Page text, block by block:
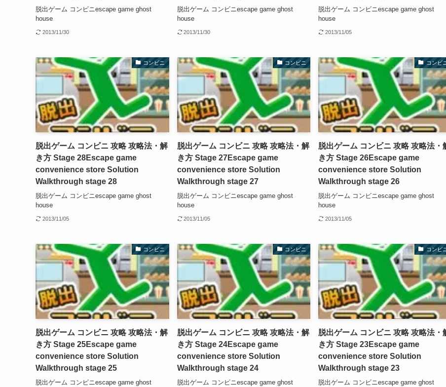
脱出ゲーム コンビニescape game ghost
house
2013/11/30
脱出ゲーム コンビニescape game ghost
house
2013/11/30
脱出ゲーム コンビニescape game ghost
house
2013/11/05
コンビニ
脱出ゲーム コンビニ 攻略 攻略法・解
き方 Stage 28Escape game
convenience store Solution
Walkthrough stage 28
脱出ゲーム コンビニescape game ghost
house
2013/11/05
コンビニ
脱出ゲーム コンビニ 攻略 攻略法・解
き方 Stage 27Escape game
convenience store Solution
Walkthrough stage 27
脱出ゲーム コンビニescape game ghost
house
2013/11/05
コンビ
脱出ゲーム コンビニ 攻略 攻略法・
き方 Stage 26Escape game
convenience store Solution
Walkthrough stage 26
脱出ゲーム コンビニescape game ghost
house
2013/11/05
コンビニ
脱出ゲーム コンビニ 攻略 攻略法・解
き方 Stage 25Escape game
convenience store Solution
Walkthrough stage 25
脱出ゲーム コンビニescape game ghost
コンビニ
脱出ゲーム コンビニ 攻略 攻略法・解
き方 Stage 24Escape game
convenience store Solution
Walkthrough stage 24
脱出ゲーム コンビニescape game ghost
コンビ
脱出ゲーム コンビニ 攻略 攻略法・
き方 Stage 23Escape game
convenience store Solution
Walkthrough stage 23
脱出ゲーム コンビニescape game ghost